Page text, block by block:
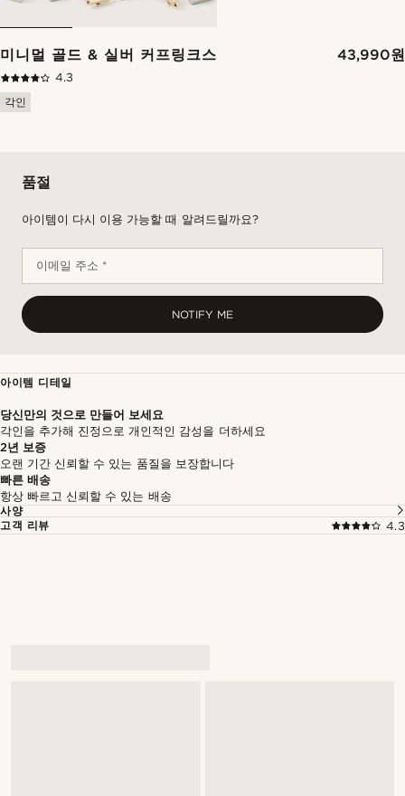
미니멀 골드 & 실버 커프링크스 43,990원
4.3
각인
품절
아이템이 다시 이용 가능할 때 알려드릴까요?
이메일 주소 *
NOTIFY ME
아이템 디테일
당신만의 것으로 만들어 보세요
각인을 추가해 진정으로 개인적인 감성을 더하세요
2년 보증
오랜 기간 신뢰할 수 있는 품질을 보장합니다
빠른 배송
항상 빠르고 신뢰할 수 있는 배송
사양
고객 리뷰
4.3